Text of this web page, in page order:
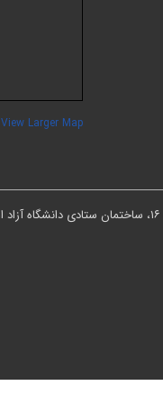
View Larger Map